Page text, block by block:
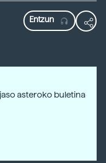
asteroko buletina